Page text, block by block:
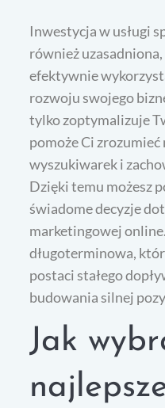
Inwestycja w usługi
również
efektywnie
rozwoju swojego
tylko zoptymalizuje
pomoże Ci zrozumieć
wyszukiwarek i
Dzięki temu możesz
świadome decyzje
marketingowej
długoterminowa,
postaci stałego
budowania silnej
Jak